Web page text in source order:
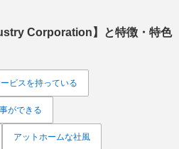
Corporation】
と特徴・特色
ビスを持っている
ができる
アットホームな社風